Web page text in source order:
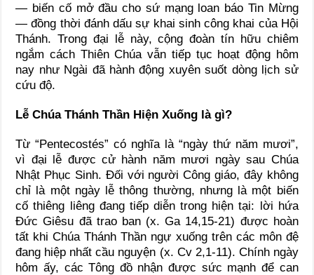
— biến cố mở đầu cho sứ mạng loan báo Tin Mừng
— đồng thời đánh dấu sự khai sinh công khai của Hội
Thánh. Trong đại lễ này, cộng đoàn tín hữu chiêm
ngắm cách Thiên Chúa vẫn tiếp tục hoạt động hôm
nay như Ngài đã hành động xuyên suốt dòng lịch sử
cứu độ.
Lễ Chúa Thánh Thần Hiện Xuống là gì?
Từ “Pentecostés” có nghĩa là “ngày thứ năm mươi”,
vì đại lễ được cử hành năm mươi ngày sau Chúa
Nhật Phục Sinh. Đối với người Công giáo, đây không
chỉ là một ngày lễ thông thường, nhưng là một biến
cố thiêng liêng đang tiếp diễn trong hiện tại: lời hứa
Đức Giêsu đã trao ban (x. Ga 14,15-21) được hoàn
tất khi Chúa Thánh Thần ngự xuống trên các môn đệ
đang hiệp nhất cầu nguyện (x. Cv 2,1-11). Chính ngày
hôm ấy, các Tông đồ nhận được sức mạnh để can